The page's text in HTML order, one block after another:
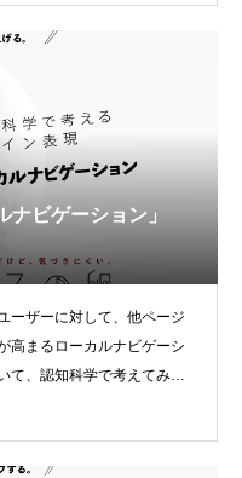
ビゲーション」
ーザーに対して、他ページ
高まるローカルナビゲーシ
て、認知科学で考えてみた